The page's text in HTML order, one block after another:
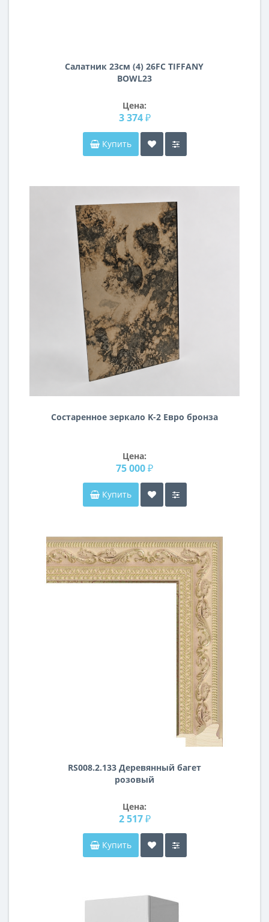
Салатник 23см (4) 26FC TIFFANY
BOWL23
Цена:
3 374 ₽
Купить
Состаренное зеркало K-2 Евро бронза
Цена:
75 000 ₽
Купить
RS008.2.133 Деревянный багет
розовый
Цена:
2 517 ₽
Купить